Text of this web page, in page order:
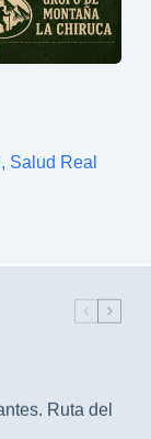
Salud Real
Ruta del